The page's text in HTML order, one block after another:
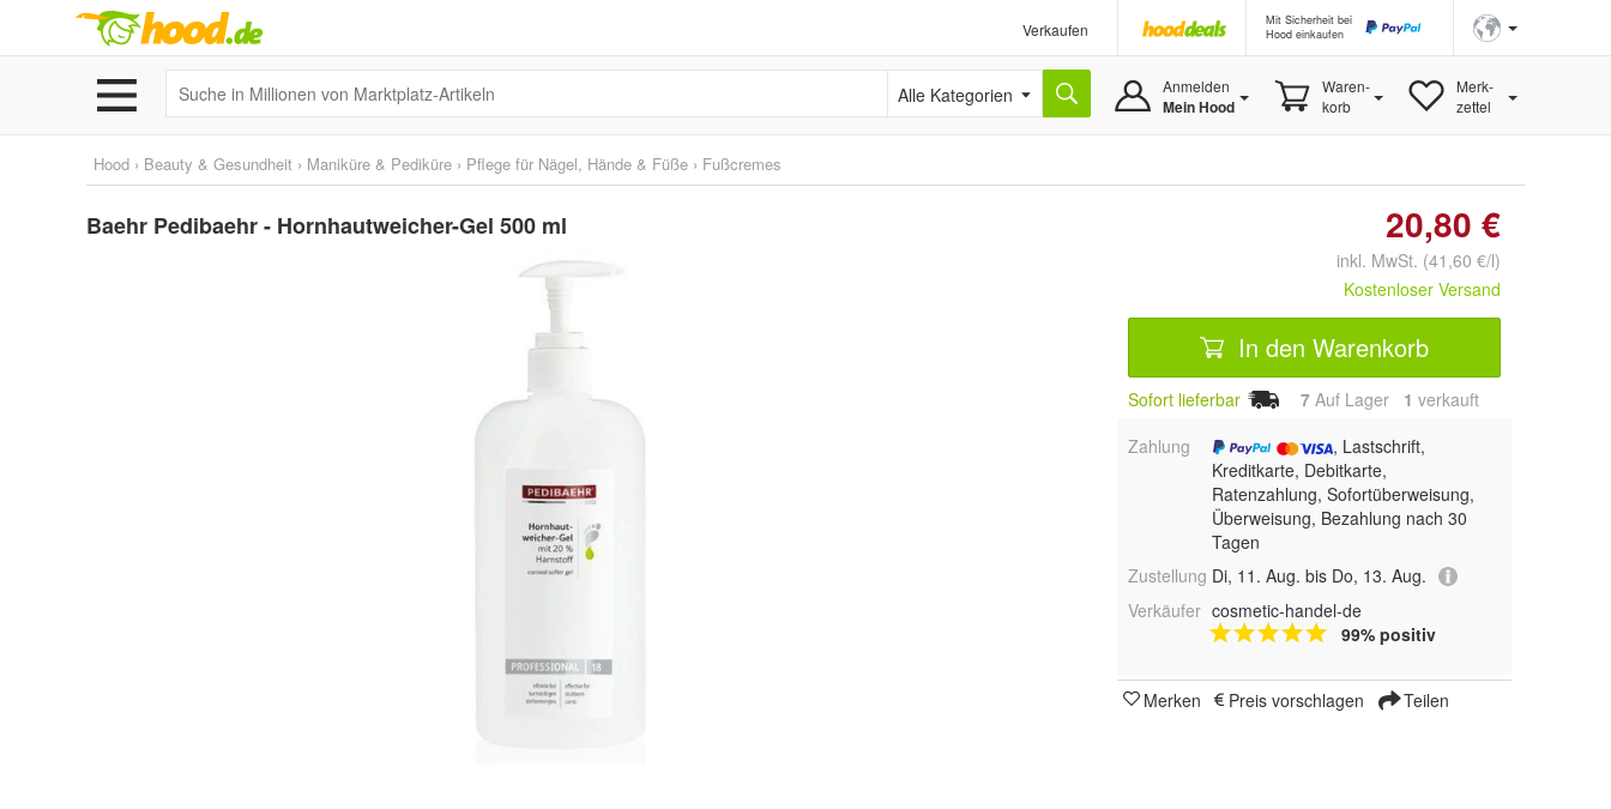
Verkaufen
Mit Sicherheit bei
Hood einkaufen
Alle Kategorien Anmelden
Mein Hood
Waren-
korb
Merk-
zettel
Hood › Beauty & Gesundheit › Maniküre & Pediküre › Pflege für Nägel, Hände & Füße › Fußcremes
Baehr Pedibaehr - Hornhautweicher-Gel 500 ml 20,80 €
inkl. MwSt. (41,60 €/l)
Kostenloser Versand
In den Warenkorb
Sofort lieferbar 7 Auf Lager 1 verkauft
Zahlung
, Lastschrift,
Kreditkarte, Debitkarte,
Ratenzahlung, Sofortüberweisung,
Überweisung, Bezahlung nach 30
Tagen
Zustellung Di, 11. Aug. bis Do, 13. Aug.
Verkäufer cosmetic-handel-de
99% positiv
Merken Preis vorschlagen Teilen